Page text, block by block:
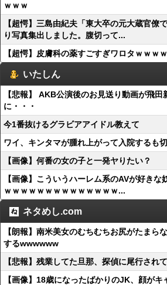
ｗｗｗ
【超愕】三島由紀夫「東大卒の元大蔵官僚
り写真集出しました。腹切って...
【超愕】皮膚科の薬すごすぎワロタｗｗｗ
いたしん
【悲報】 AKB公演後のお見送り動画が飛田
に・・・
今1番抜けるグラビアアイドル教えて
ワイ、キンタマが腫れ上がって入院するも
【画像】何番の女の子と一発ヤりたい？
【画像】こういうハーレム系のAVが好きな
ｗｗｗｗｗｗｗｗｗｗｗｗｗｗ...
ネタめし.com
【朗報】南米美女のむちむちお尻がたまら
するwwwwww
【悲報】残業してた旦那、探偵に尾行され
【画像】18歳になったばかりのJK、顔が